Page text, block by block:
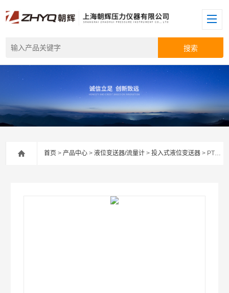
首页 >产品中心 >液位变送器/流量计 >投入式液位变送器 > PT124B-221W投入式无线数字液位变送器